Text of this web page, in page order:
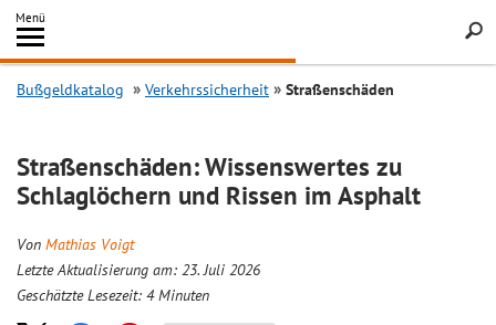
Inhalt
springen
Menü
Search
Bußgeldkatalog Verkehrssicherheit Straßenschäden
Straßenschäden: Wissenswertes zu
Schlaglöchern und Rissen im Asphalt
Von Mathias Voigt
Letzte Aktualisierung am: 23. Juli 2026
Geschätzte Lesezeit: 4 Minuten